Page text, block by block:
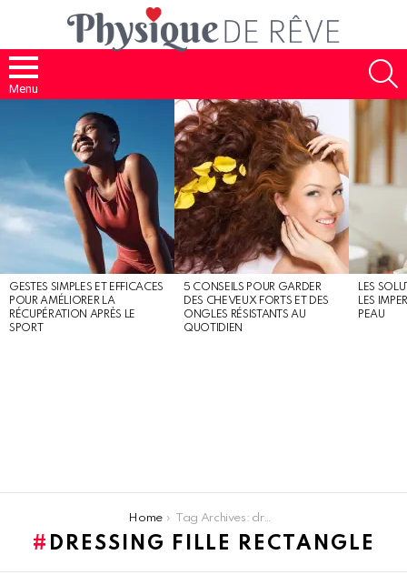
Menu
GESTES SIMPLES ET EFFICACES
POUR AMÉLIORER LA
RÉCUPÉRATION APRÈS LE
SPORT
5 CONSEILS POUR GARDER
DES CHEVEUX FORTS ET DES
ONGLES RÉSISTANTS AU
QUOTIDIEN
LES
LES
PEAU
Home Tag Archives: dressing fille rectangle
DRESSING FILLE RECTANGLE